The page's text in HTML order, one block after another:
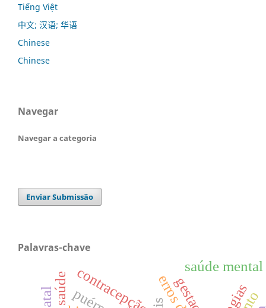
Tiếng Việt
中文; 汉语; 华语
Chinese
Chinese
Navegar
Navegar a categoria
Enviar Submissão
Palavras-chave
contracepção saúde mental